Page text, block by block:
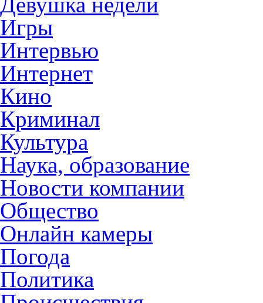
Игры
Интервью
Интернет
Кино
Криминал
Культура
Наука, образование
Новости компании
Общество
Онлайн камеры
Погода
Политика